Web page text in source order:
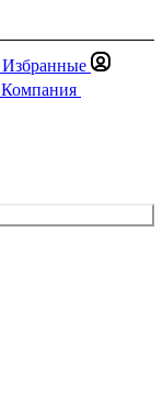
Избранные
Компания